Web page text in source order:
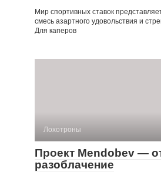
Мир спортивных ставок
смесь азартного удовольствия и
Для каперов
Лохотроны
Проект Mendobev —
разоблачение